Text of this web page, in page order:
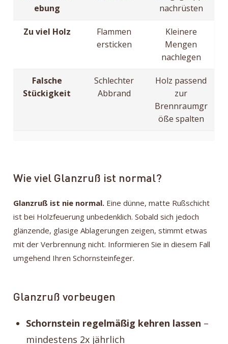
ebung
nachrüsten
Zu viel Holz
Flammen
ersticken
Kleinere
Mengen
nachlegen
Falsche
Stückigkeit
Schlechter
Abbrand
Holz passend
zur
Brennraumgr
öße spalten
Wie viel Glanzruß ist normal?
Glanzruß ist nie normal. Eine dünne, matte Rußschicht
ist bei Holzfeuerung unbedenklich. Sobald sich jedoch
glänzende, glasige Ablagerungen zeigen, stimmt etwas
mit der Verbrennung nicht. Informieren Sie in diesem Fall
umgehend Ihren Schornsteinfeger.
Glanzruß vorbeugen
Schornstein regelmäßig kehren lassen –
mindestens 2x jährlich